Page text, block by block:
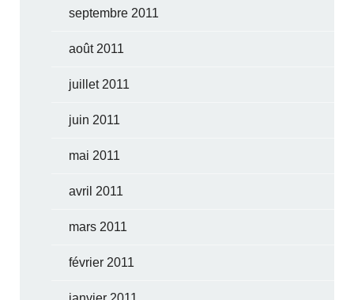
septembre 2011
août 2011
juillet 2011
juin 2011
mai 2011
avril 2011
mars 2011
février 2011